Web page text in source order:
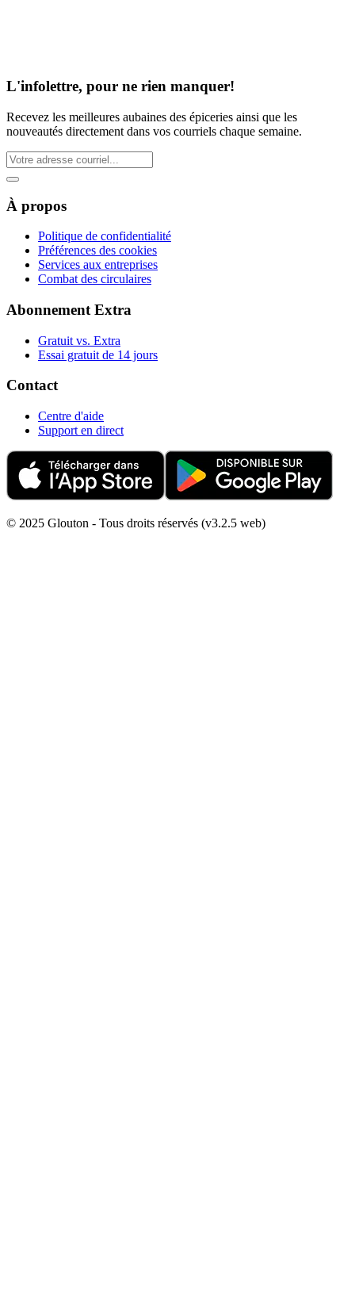
L'infolettre, pour ne rien manquer!
Recevez les meilleures aubaines des épiceries ainsi que les
nouveautés directement dans vos courriels chaque semaine.
À propos
Politique de confidentialité
Préférences des cookies
Services aux entreprises
Combat des circulaires
Abonnement Extra
Gratuit vs. Extra
Essai gratuit de 14 jours
Contact
Centre d'aide
Support en direct
© 2025 Glouton - Tous droits réservés (v3.2.5 web)